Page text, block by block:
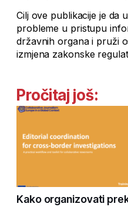
Cilj ove publikacije je da
probleme u pristupu
državnih organa i pruži
izmjena zakonske
Pročitaj još:
Kako organizovati